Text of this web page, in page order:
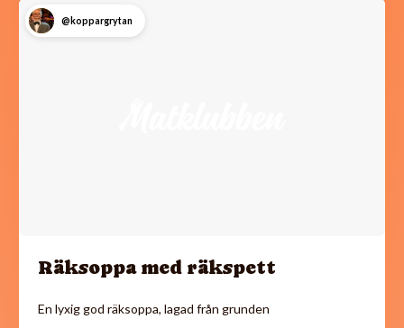
@koppargrytan
Räksoppa med räkspett
En lyxig god räksoppa, lagad från grunden